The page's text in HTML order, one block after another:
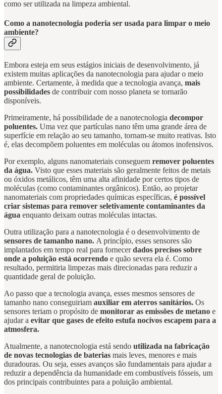
como ser utilizada na limpeza ambiental.
Como a nanotecnologia poderia ser usada para limpar o meio
ambiente?
Embora esteja em seus estágios iniciais de desenvolvimento, já
existem muitas aplicações da nanotecnologia para ajudar o meio
ambiente. Certamente, à medida que a tecnologia avança, mais
possibilidades de contribuir com nosso planeta se tornarão
disponíveis.
Primeiramente, há possibilidade de a nanotecnologia decompor
poluentes. Uma vez que partículas nano têm uma grande área de
superfície em relação ao seu tamanho, tornam-se muito reativas. Isto
é, elas decompõem poluentes em moléculas ou átomos inofensivos.
Por exemplo, alguns nanomateriais conseguem remover poluentes
da água. Visto que esses materiais são geralmente feitos de metais
ou óxidos metálicos, têm uma alta afinidade por certos tipos de
moléculas (como contaminantes orgânicos). Então, ao projetar
nanomateriais com propriedades químicas específicas, é possível
criar sistemas para remover seletivamente contaminantes da
água enquanto deixam outras moléculas intactas.
Outra utilização para a nanotecnologia é o desenvolvimento de
sensores de tamanho nano. A princípio, esses sensores são
implantados em tempo real para fornecerdados precisos sobre
onde a poluição está ocorrendo e quão severa ela é. Como
resultado, permitiria limpezas mais direcionadas para reduzir a
quantidade geral de poluição.
Ao passo que a tecnologia avança, esses mesmos sensores de
tamanho nano conseguiriam auxiliar em aterros sanitários. Os
sensores teriam o propósito de monitorar as emissões de metano e
ajudar a evitar que gases de efeito estufa nocivos escapem para a
atmosfera.
Atualmente, a nanotecnologia está sendo utilizada na fabricação
de novas tecnologias de baterias mais leves, menores e mais
duradouras. Ou seja, esses avanços são fundamentais para ajudar a
reduzir a dependência da humanidade em combustíveis fósseis, um
dos principais contribuintes para a poluição ambiental.